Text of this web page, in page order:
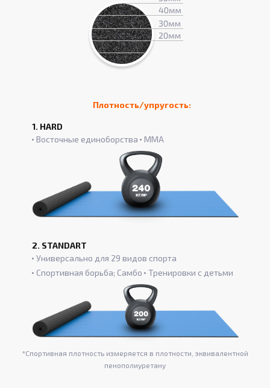
Плотность/упругость:
1. HARD
Восточные единоборства
ММА
2. STANDART
Универсально для 29 видов спорта
Спортивная борьба; Самбо
Тренировки с детьми
*Спортивная плотность измеряется в плотности, эквивалентной
пенополиуретану